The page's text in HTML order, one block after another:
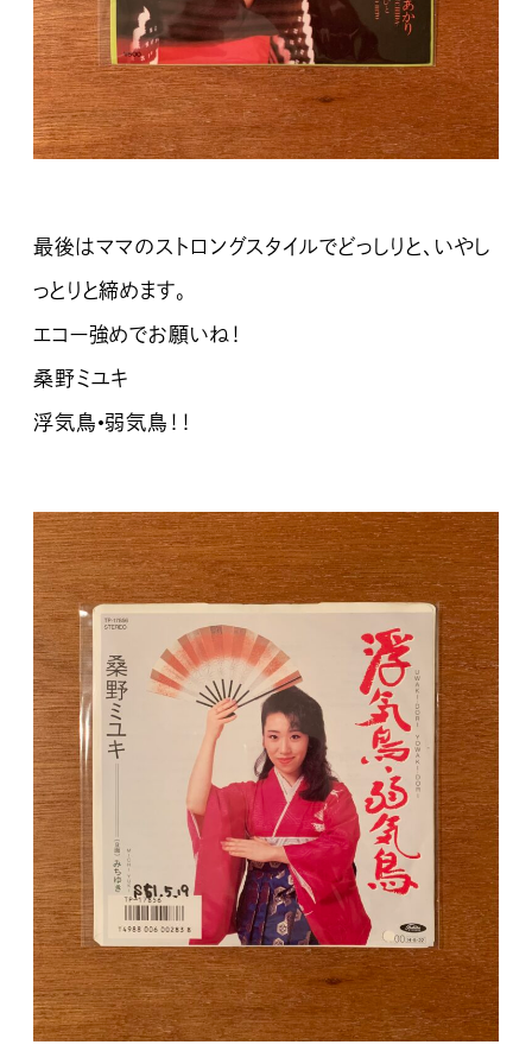
最後はママのストロングスタイルでどっしりと、いやし
っとりと締めます。
エコー強めでお願いね！
桑野ミユキ
浮気鳥•弱気鳥！！